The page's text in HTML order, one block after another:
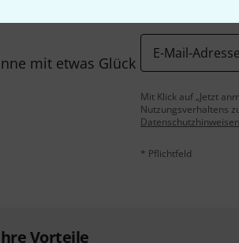
mit etwas Glück
E-Mail-Adresse
Mit Klick auf „Jetzt
Nutzungsverhaltens
Datenschutzhinweisen
* Pflichtfeld
Vorteile